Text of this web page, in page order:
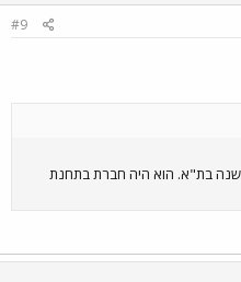
#9
בת"א. הוא היה חברת בתחנת